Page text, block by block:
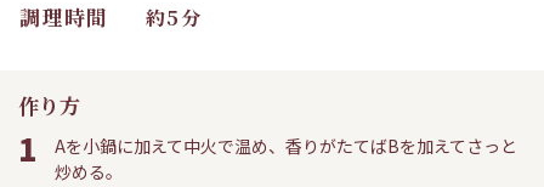
調理時間 約5分
作り方
1
Aを小鍋に加えて中火で温め、香りがたてばBを加えてさっと
炒める。